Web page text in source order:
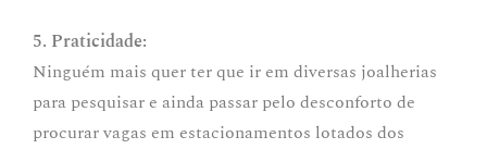
5. Praticidade:
Ninguém mais quer ter que ir em diversas joalherias
para pesquisar e ainda passar pelo desconforto de
procurar vagas em estacionamentos lotados dos